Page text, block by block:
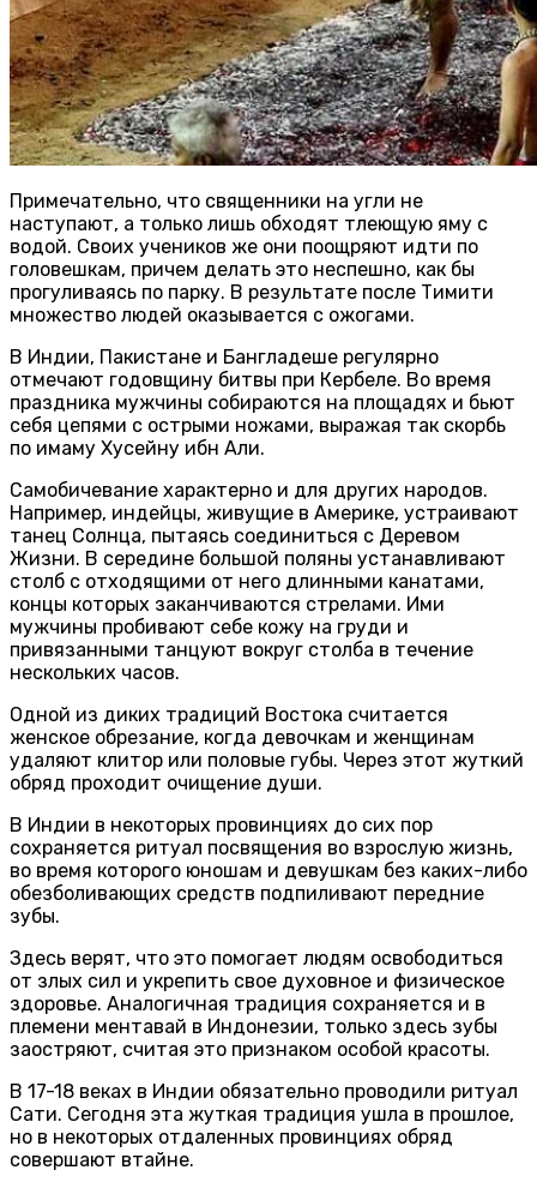
Примечательно, что священники на угли не
наступают, а только лишь обходят тлеющую яму с
водой. Своих учеников же они поощряют идти по
головешкам, причем делать это неспешно, как бы
прогуливаясь по парку. В результате после Тимити
множество людей оказывается с ожогами.
В Индии, Пакистане и Бангладеше регулярно
отмечают годовщину битвы при Кербеле. Во время
праздника мужчины собираются на площадях и бьют
себя цепями с острыми ножами, выражая так скорбь
по имаму Хусейну ибн Али.
Самобичевание характерно и для других народов.
Например, индейцы, живущие в Америке, устраивают
танец Солнца, пытаясь соединиться с Деревом
Жизни. В середине большой поляны устанавливают
столб с отходящими от него длинными канатами,
концы которых заканчиваются стрелами. Ими
мужчины пробивают себе кожу на груди и
привязанными танцуют вокруг столба в течение
нескольких часов.
Одной из диких традиций Востока считается
женское обрезание, когда девочкам и женщинам
удаляют клитор или половые губы. Через этот жуткий
обряд проходит очищение души.
В Индии в некоторых провинциях до сих пор
сохраняется ритуал посвящения во взрослую жизнь,
во время которого юношам и девушкам без каких-либо
обезболивающих средств подпиливают передние
зубы.
Здесь верят, что это помогает людям освободиться
от злых сил и укрепить свое духовное и физическое
здоровье. Аналогичная традиция сохраняется и в
племени ментавай в Индонезии, только здесь зубы
заостряют, считая это признаком особой красоты.
В 17-18 веках в Индии обязательно проводили ритуал
Сати. Сегодня эта жуткая традиция ушла в прошлое,
но в некоторых отдаленных провинциях обряд
совершают втайне.